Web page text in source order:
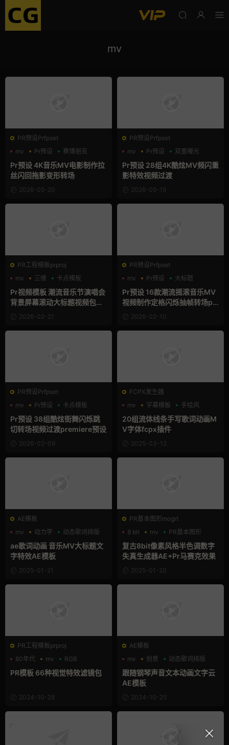
mv
PR预设Prfpset
mv
Pr预设 赛博朋克
Pr预设 4K音乐MV电影制作拉
丝闪回拖影变形转场
2026-05-20
PR预设Prfpset
mv
Pr预设 双重曝光
Pr预设 28组4K酷炫MV频闪重
影特效视频过渡
2026-05-15
PR工程模板prproj
mv
三维 卡点模板
Pr视频模板 潮流音乐节演唱会
背景屏幕滚动大标题视频包装
框pr模板
2026-02-21
PR预设Prfpset
mv
Pr预设 大标题
Pr预设 16款潮流摇滚音乐MV
视频制作定格闪烁抽帧转场pr
模板2026-02-10
PR预设Prfpset
mv
Pr预设 卡点模板
Pr预设 38组酷炫街舞闪烁跳
切转场视频过渡premiere预设
2026-02-09
FCPX发生器
mv
字幕模板 手绘风
20组流体线条手写歌词动画M
V字体fcpx插件
2025-03-12
AE模板
mv
动力学 动态歌词排版
ae歌词动画 音乐MV大标题文
字特效AE模板
2025-01-21
PR基本图形mogrt
8 bit
mv PR基本图形
复古8bit像素风格半色调数字
失真生成器AE+Pr马赛克效果
2025-01-20
PR工程模板prproj
80年代
mv RGB
PR模板 66种视觉特效滤镜包
2024-10-28
AE模板
mv
创意 动态歌词排版
跟随钢琴声音文本动画文字云
AE模板
2024-10-25